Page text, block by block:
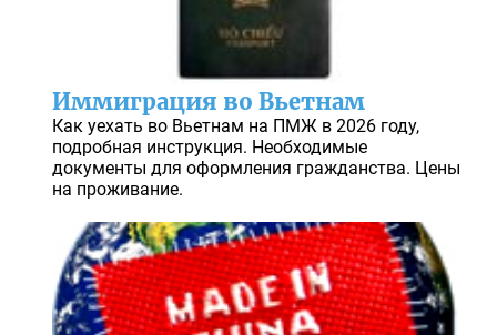
Иммиграция во Вьетнам
Как уехать во Вьетнам на ПМЖ в 2026 году,
подробная инструкция. Необходимые
документы для оформления гражданства. Цены
на проживание.